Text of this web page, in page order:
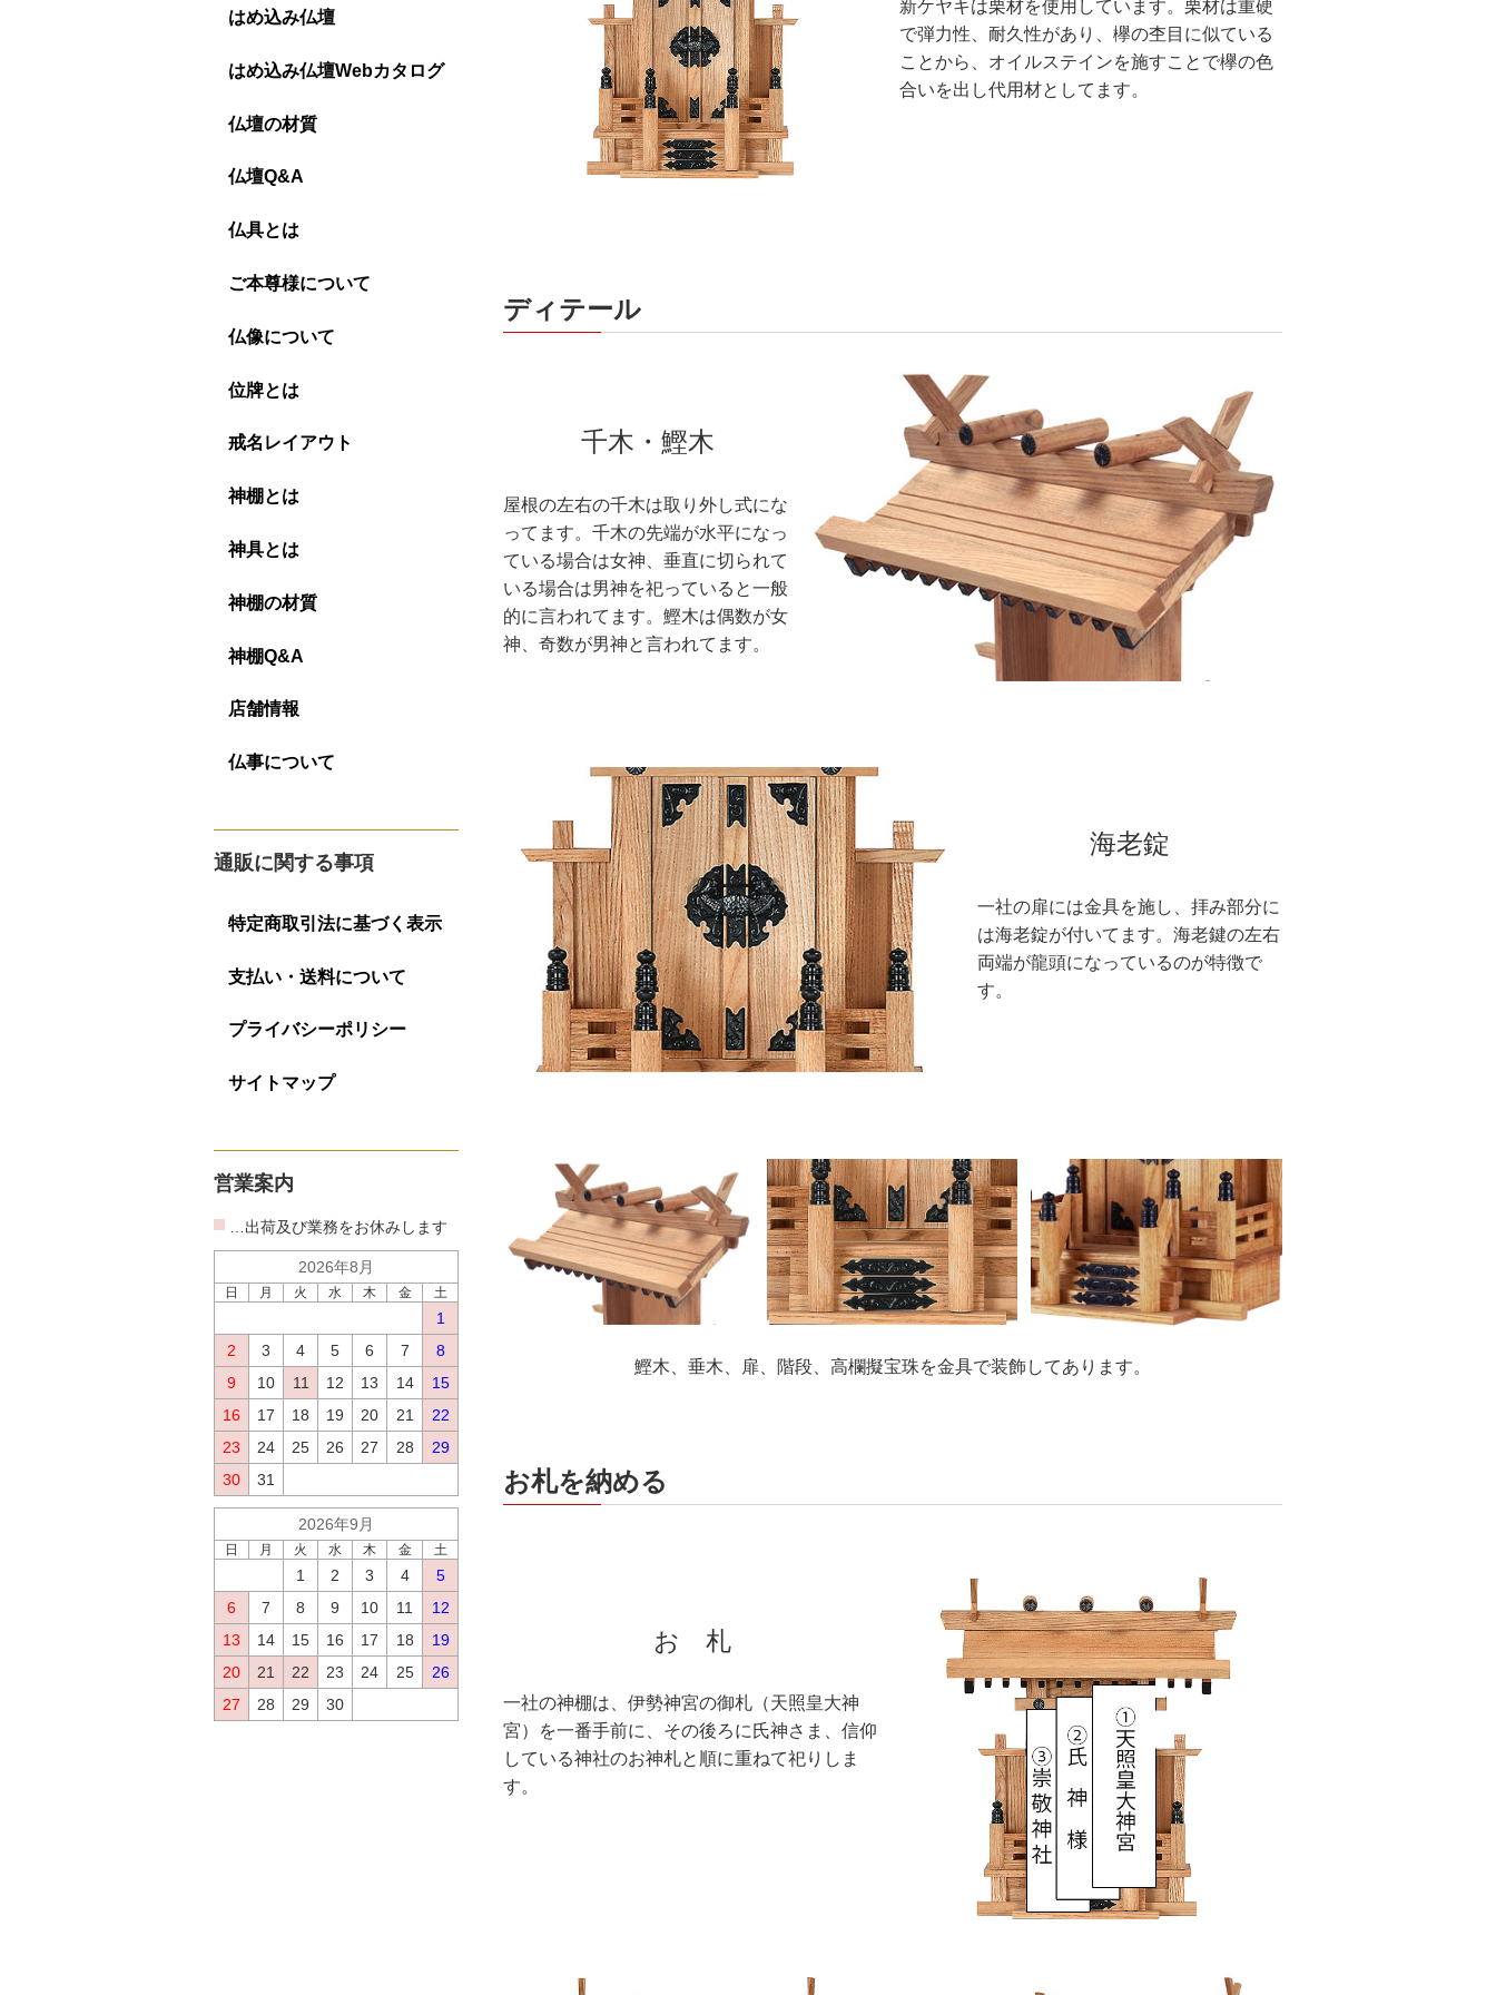
はめ込み仏壇
はめ込み仏壇Webカタログ
仏壇の材質
仏壇Q&A
仏具とは
ご本尊様について
仏像について
位牌とは
戒名レイアウト
神棚とは
神具とは
神棚の材質
神棚Q&A
店舗情報
仏事について
通販に関する事項
特定商取引法に基づく表示
支払い・送料について
プライバシーポリシー
サイトマップ
営業案内
…出荷及び業務をお休みします
2026年8月
日 月 火 水 木 金 土
1
2
3 4 5 6 7
8
9
10 11 12 13 14
15
16
17 18 19 20 21
22
23
24 25 26 27 28
29
30
31
2026年9月
日 月 火 水 木 金 土
1 2 3 4
5
6
7 8 9 10 11
12
13
14 15 16 17 18
19
20
21 22 23 24 25
26
27
28 29 30
新ケヤキは栗材を使用しています。栗材は重硬
で弾力性、耐久性があり、欅の杢目に似ている
ことから、オイルステインを施すことで欅の色
合いを出し代用材としてます。
ディテール
千木・鰹木
屋根の左右の千木は取り外し式にな
ってます。千木の先端が水平になっ
ている場合は女神、垂直に切られて
いる場合は男神を祀っていると一般
的に言われてます。鰹木は偶数が女
神、奇数が男神と言われてます。
海老錠
一社の扉には金具を施し、拝み部分に
は海老錠が付いてます。海老鍵の左右
両端が龍頭になっているのが特徴で
す。
鰹木、垂木、扉、階段、高欄擬宝珠を金具で装飾してあります。
お札を納める
お 札
一社の神棚は 、伊勢神宮の御札（天照皇大神
宮）を一番手前に、その後ろに氏神さま、信仰
している神社のお神札と順に重ねて祀りしま
す。